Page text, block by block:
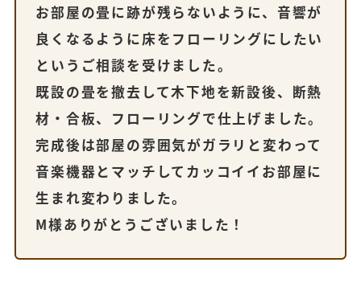
お部屋の畳に跡が残らないように、音響が
良くなるように床をフローリングにしたい
というご相談を受けました。
既設の畳を撤去して木下地を新設後、断熱
材・合板、フローリングで仕上げました。
完成後は部屋の雰囲気がガラリと変わって
音楽機器とマッチしてカッコイイお部屋に
生まれ変わりました。
M様ありがとうございました！